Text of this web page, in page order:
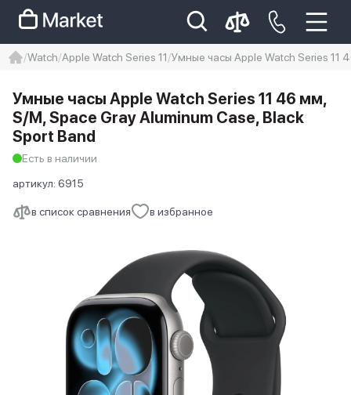
Iphone 14 pro max
айфон 14
Watch Apple Watch Series 11 Умные часы Apple Watch Series 11
в список сравнения в избранное
Умные часы Apple Watch Series 11 46 мм,
S/M, Space Gray Aluminum Case, Black
Sport Band
Есть в наличии
артикул: 6915